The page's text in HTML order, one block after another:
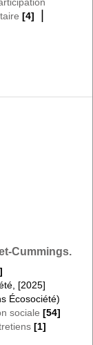
[4] |
Cummings.
[2025]
Écosociété)
sociale [54]
[1]